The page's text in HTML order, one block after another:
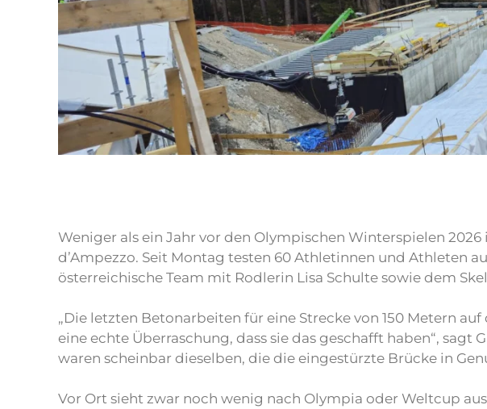
Weniger als ein Jahr vor den Olympischen Winterspielen
d’Ampezzo. Seit Montag testen 60 Athletinnen und Athleten
österreichische Team mit Rodlerin Lisa Schulte sowie dem
„Die letzten Betonarbeiten für eine Strecke von 150 Metern
eine echte Überraschung, dass sie das geschafft haben“,
waren scheinbar dieselben, die die eingestürzte Brücke in
Vor Ort sieht zwar noch wenig nach Olympia oder Weltcup